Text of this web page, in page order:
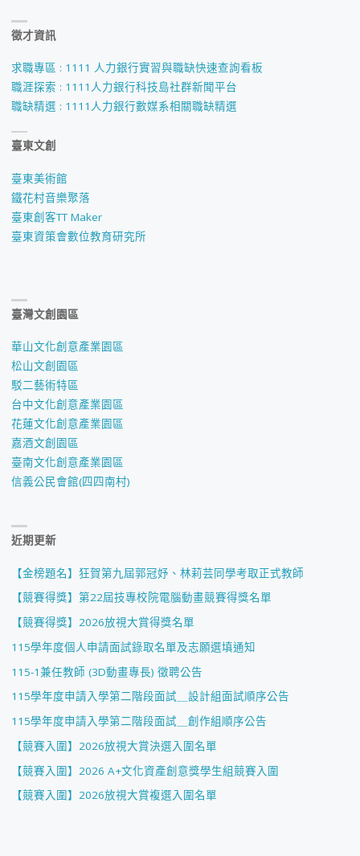
徵才資訊
求職專區 : 1111 人力銀行實習與職缺快速查詢看板
職涯探索 : 1111人力銀行科技島社群新聞平台
職缺精選 : 1111人力銀行數媒系相關職缺精選
臺東文創
臺東美術館
鐵花村音樂聚落
臺東創客TT Maker
臺東資策會數位教育研究所
臺灣文創園區
華山文化創意產業園區
松山文創園區
駁二藝術特區
台中文化創意產業園區
花蓮文化創意產業園區
嘉酒文創園區
臺南文化創意產業園區
信義公民會館(四四南村)
近期更新
【金榜題名】狂賀第九屆郭冠妤、林莉芸同學考取正式教師
【競賽得獎】第22屆技專校院電腦動畫競賽得獎名單
【競賽得獎】2026放視大賞得獎名單
115學年度個人申請面試錄取名單及志願選填通知
115-1兼任教師 (3D動畫專長) 徵聘公告
115學年度申請入學第二階段面試＿設計組面試順序公告
115學年度申請入學第二階段面試＿創作組順序公告
【競賽入圍】2026放視大賞決選入圍名單
【競賽入圍】2026 A+文化資產創意獎學生組競賽入圍
【競賽入圍】2026放視大賞複選入圍名單